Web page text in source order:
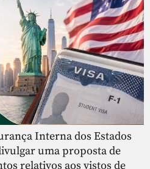
Interna dos Estados
uma proposta de
relativos aos vistos de